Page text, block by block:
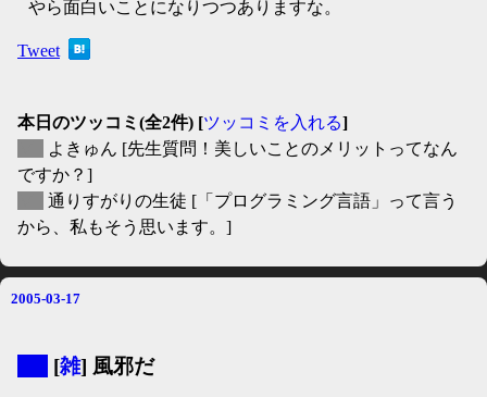
やら面白いことになりつつありますな。
Tweet
本日のツッコミ(全2件) [ツッコミを入れる]
よきゅん [先生質問！美しいことのメリットってなん
ですか？]
通りすがりの生徒 [「プログラミング言語」って言う
から、私もそう思います。]
2005-03-17
[雑] 風邪だ